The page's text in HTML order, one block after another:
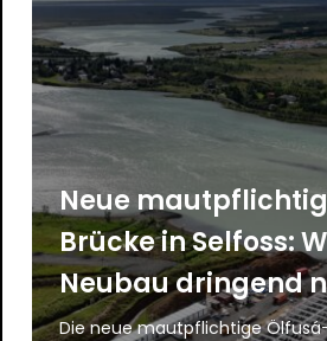
Neue
Brücke in Selfoss:
Neubau dringend
Die neue mautpflichtige